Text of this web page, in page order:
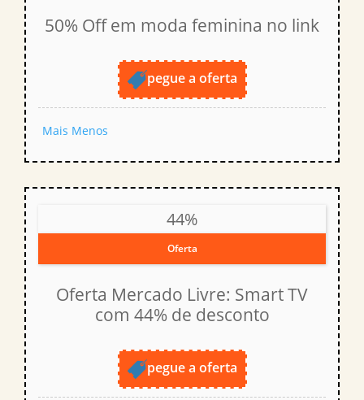
50% Off em moda feminina no link
pegue a oferta
Mais Menos
44%
Oferta
Oferta Mercado Livre: Smart TV
com 44% de desconto
pegue a oferta